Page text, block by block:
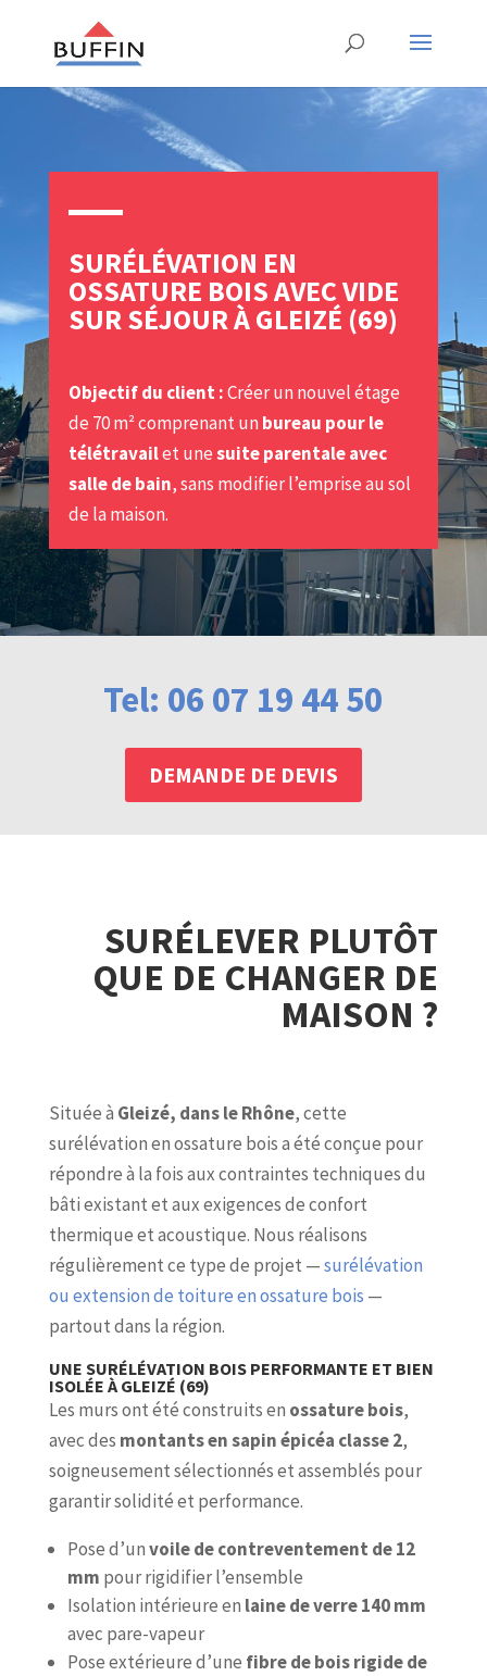
SURÉLÉVATION EN
OSSATURE BOIS AVEC VIDE
SUR SÉJOUR À GLEIZÉ (69)
Objectif du client :Créer un nouvel étage
de 70 m² comprenant unbureau pour le
télétravailet unesuite parentale avec
salle de bain, sans modifier l’emprise au sol
de la maison.
Tel: 06 07 19 44 50
DEMANDE DE DEVIS
SURÉLEVER PLUTÔT
QUE DE CHANGER DE
MAISON ?
Située à Gleizé, dans le Rhône, cette
surélévation en ossature bois a été conçue pour
répondre à la fois aux contraintes techniques du
bâti existant et aux exigences de confort
thermique et acoustique. Nous réalisons
régulièrement ce type de projet —surélévation
ou extension de toiture en ossature bois —
partout dans la région.
UNE SURÉLÉVATION BOIS PERFORMANTE ET BIEN
ISOLÉE À GLEIZÉ (69)
Les murs ont été construits en ossature bois,
avec des montants en sapin épicéa classe 2,
soigneusement sélectionnés et assemblés pour
garantir solidité et performance.
Pose d’unvoile de contreventement de 12
mm pour rigidifier l’ensemble
Isolation intérieure en laine de verre 140 mm
avec pare-vapeur
Pose extérieure d’une fibre de bois rigide de